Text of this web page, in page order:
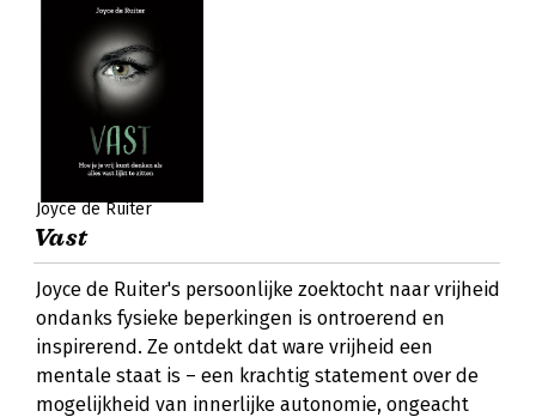
Joyce de Ruiter
Vast
Joyce de Ruiter's persoonlijke zoektocht naar vrijheid
ondanks fysieke beperkingen is ontroerend en
inspirerend. Ze ontdekt dat ware vrijheid een
mentale staat is – een krachtig statement over de
mogelijkheid van innerlijke autonomie, ongeacht